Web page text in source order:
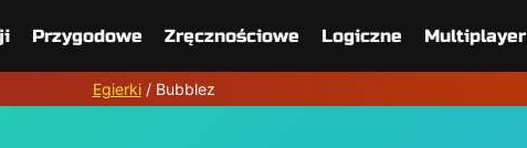
Przygodowe Zręcznościowe Logiczne Multiplayer
Egierki/ Bubblez